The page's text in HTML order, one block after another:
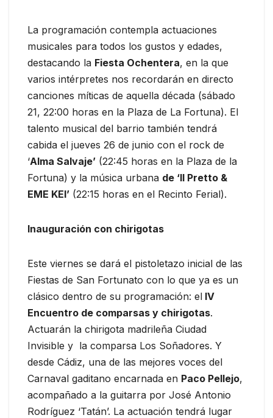
La programación contempla actuaciones
musicales para todos los gustos y edades,
destacando la Fiesta Ochentera, en la que
varios intérpretes nos recordarán en directo
canciones míticas de aquella década (sábado
21, 22:00 horas en la Plaza de La Fortuna). El
talento musical del barrio también tendrá
cabida el jueves 26 de junio con el rock de
‘Alma Salvaje’ (22:45 horas en la Plaza de la
Fortuna) y la música urbana de ‘Il Pretto &
EME KEI’ (22:15 horas en el Recinto Ferial).
Inauguración con chirigotas
Este viernes se dará el pistoletazo inicial de las
Fiestas de San Fortunato con lo que ya es un
clásico dentro de su programación: el IV
Encuentro de comparsas y chirigotas.
Actuarán la chirigota madrileña Ciudad
Invisible y la comparsa Los Soñadores. Y
desde Cádiz, una de las mejores voces del
Carnaval gaditano encarnada en Paco Pellejo,
acompañado a la guitarra por José Antonio
Rodríguez ‘Tatán’. La actuación tendrá lugar